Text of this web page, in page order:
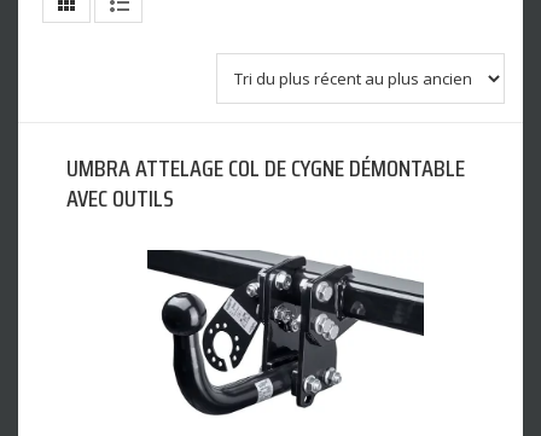
UMBRA ATTELAGE COL DE CYGNE DÉMONTABLE
AVEC OUTILS